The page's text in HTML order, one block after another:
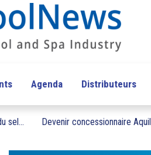
Agenda Distributeurs
sel... Devenir concessionnaire